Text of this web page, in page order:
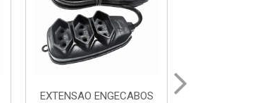
EXTENSAO ENGECABOS